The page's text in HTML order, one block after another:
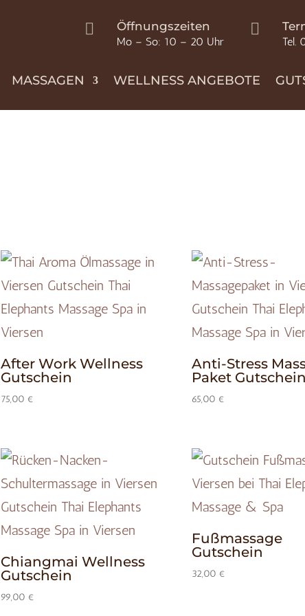
 Öffnungszeiten
Mo – So: 10 – 20 Uhr

Tel.
MASSAGEN WELLNESS ANGEBOTE
After Work Wellness
Gutschein
75,00 €
Anti-Stress
Paket Gutschein
65,00 €
Chiangmai Wellness
Gutschein
99,00 €
Fußmassage
Gutschein
32,00 €